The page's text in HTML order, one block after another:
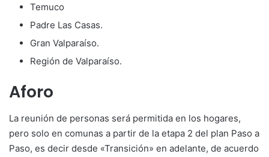
Temuco
Padre Las Casas.
Gran Valparaíso.
Región de Valparaíso.
Aforo
La reunión de personas será permitida en los hogares,
pero solo en comunas a partir de la etapa 2 del plan Paso a
Paso, es decir desde «Transición» en adelante, de acuerdo